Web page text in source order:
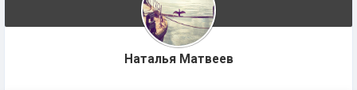
Наталья Матвеев